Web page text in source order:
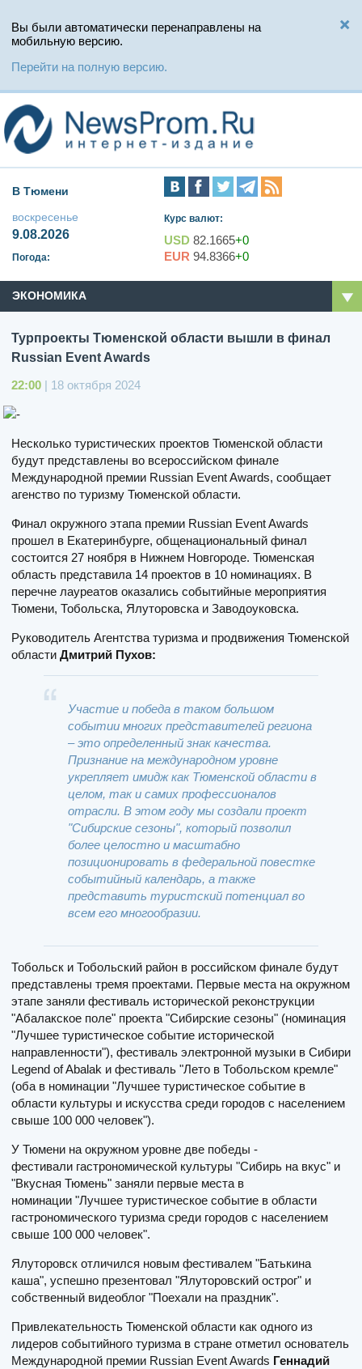
Вы были автоматически перенаправлены на
мобильную версию.
Перейти на полную версию.
В Тюмени
воскресенье
9.08.2026
Погода:
Курс валют:
USD 82.1665+0
EUR 94.8366+0
ЭКОНОМИКА
Турпроекты Тюменской области вышли в финал
Russian Event Awards
22:00 | 18 октября 2024
Несколько туристических проектов Тюменской области
будут представлены во всероссийском финале
Международной премии Russian Event Awards, сообщает
агенство по туризму Тюменской области.
Финал окружного этапа премии Russian Event Awards
прошел в Екатеринбурге, общенациональный финал
состоится 27 ноября в Нижнем Новгороде. Тюменская
область представила 14 проектов в 10 номинациях. В
перечне лауреатов оказались событийные мероприятия
Тюмени, Тобольска, Ялуторовска и Заводоуковска.
Руководитель Агентства туризма и продвижения Тюменской
области Дмитрий Пухов:
Участие и победа в таком большом
событии многих представителей региона
– это определенный знак качества.
Признание на международном уровне
укрепляет имидж как Тюменской области в
целом, так и самих профессионалов
отрасли. В этом году мы создали проект
"Сибирские сезоны", который позволил
более целостно и масштабно
позиционировать в федеральной повестке
событийный календарь, а также
представить туристский потенциал во
всем его многообразии.
Тобольск и Тобольский район в российском финале будут
представлены тремя проектами. Первые места на окружном
этапе заняли фестиваль исторической реконструкции
"Абалакское поле" проекта "Сибирские сезоны" (номинация
"Лучшее туристическое событие исторической
направленности"), фестиваль электронной музыки в Сибири
Legend of Abalak и фестиваль "Лето в Тобольском кремле"
(оба в номинации "Лучшее туристическое событие в
области культуры и искусства среди городов с населением
свыше 100 000 человек").
У Тюмени на окружном уровне две победы -
фестивали гастрономической культуры "Сибирь на вкус" и
"Вкусная Тюмень" заняли первые места в
номинации "Лучшее туристическое событие в области
гастрономического туризма среди городов с населением
свыше 100 000 человек".
Ялуторовск отличился новым фестивалем "Батькина
каша", успешно презентовал "Ялуторовский острог" и
собственный видеоблог "Поехали на праздник".
Привлекательность Тюменской области как одного из
лидеров событийного туризма в стране отметил основатель
Международной премии Russian Event Awards Геннадий